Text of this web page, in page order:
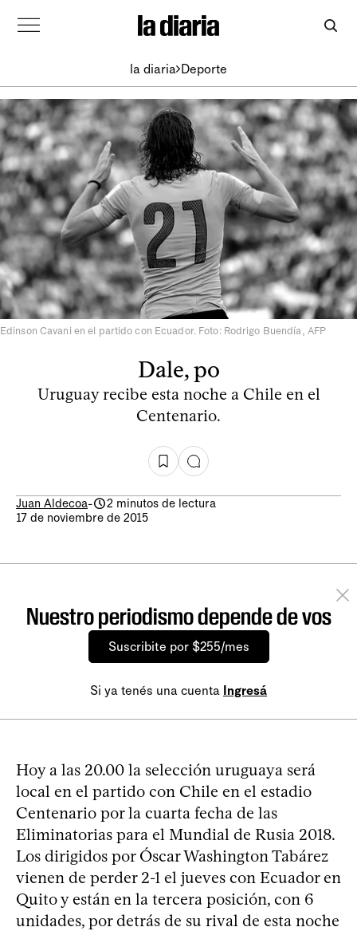
la diaria Deporte
Edinson Cavani en el partido con Ecuador. Foto: Rodrigo Buendía, AFP
Dale, po
Uruguay recibe esta noche a Chile en el
Centenario.
Juan Aldecoa-
2 minutos de lectura
17 de noviembre de 2015
Nuestro periodismo depende de vos
Suscribite por $255/mes
Si ya tenés una cuenta Ingresá
Hoy a las 20.00 la selección uruguaya será
local en el partido con Chile en el estadio
Centenario por la cuarta fecha de las
Eliminatorias para el Mundial de Rusia 2018.
Los dirigidos por Óscar Washington Tabárez
vienen de perder 2-1 el jueves con Ecuador en
Quito y están en la tercera posición, con 6
unidades, por detrás de su rival de esta noche